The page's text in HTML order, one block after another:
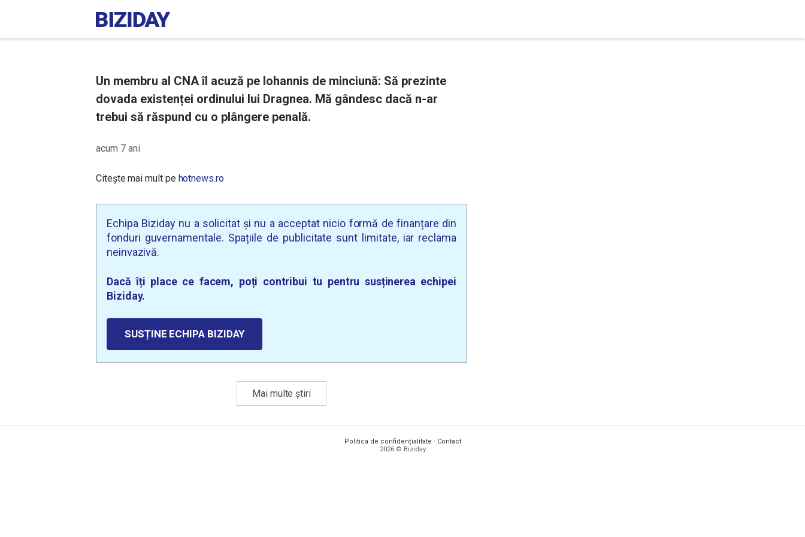
Un membru al CNA îl acuză pe Iohannis de minciună: Să prezinte
dovada existenței ordinului lui Dragnea. Mă gândesc dacă n-ar
trebui să răspund cu o plângere penală.
acum 7 ani
Citește mai mult pe hotnews.ro
Echipa Biziday nu a solicitat și nu a acceptat nicio formă de finanțare din
fonduri guvernamentale. Spațiile de publicitate sunt limitate, iar reclama
neinvazivă.
Dacă îți place ce facem, poți contribui tu pentru susținerea echipei
Biziday.
SUSȚINE ECHIPA BIZIDAY
Mai multe știri
Politica de confidențialitate · Contact
2026 © Biziday